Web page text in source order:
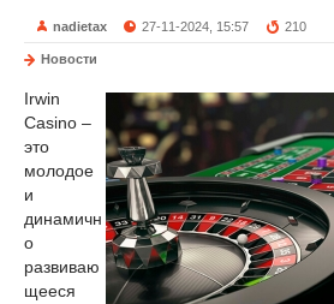
nadietax 27-11-2024, 15:57 210
Новости
Irwin
Casino –
это
молодое
и
динамичн
о
развиваю
щееся